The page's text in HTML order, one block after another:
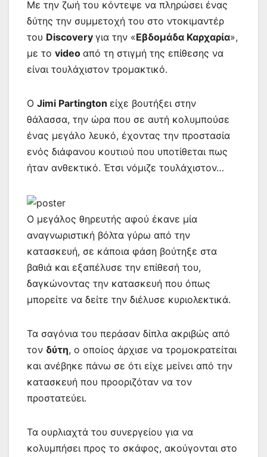
Με την ζωή του κόντεψε να πληρώσει ένας
δύτης την συμμετοχή του στο ντοκιμαντέρ
του Discovery για την «Εβδομάδα Καρχαρία»,
με το video από τη στιγμή της επίθεσης να
είναι τουλάχιστον τρομακτικό.
Ο Jimi Partington είχε βουτήξει στην
θάλασσα, την ώρα που σε αυτή κολυμπούσε
ένας μεγάλο λευκό, έχοντας την προστασία
ενός διάφανου κουτιού που υποτίθεται πως
ήταν ανθεκτικό. Έτσι νόμιζε τουλάχιστον…
Ο μεγάλος θηρευτής αφού έκανε μία
αναγνωριστική βόλτα γύρω από την
κατασκευή, σε κάποια φάση βούτηξε στα
βαθιά και εξαπέλυσε την επίθεσή του,
δαγκώνοντας την κατασκευή που όπως
μπορείτε να δείτε την διέλυσε κυριολεκτικά.
Τα σαγόνια του περάσαν δίπλα ακριβώς από
τον δύτη, ο οποίος άρχισε να τρομοκρατείται
και ανέβηκε πάνω σε ότι είχε μείνει από την
κατασκευή που προοριζόταν να τον
προστατεύει.
Τα ουρλιαχτά του συνεργείου για να
κολυμπήσει προς το σκάφος, ακούγονται στο